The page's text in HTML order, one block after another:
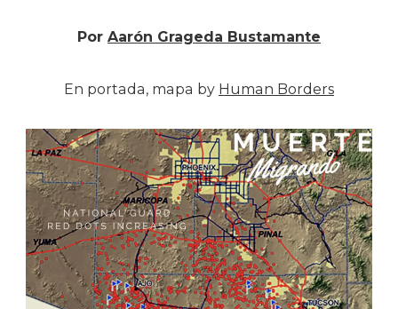
Por Aarón Grageda Bustamante
En portada, mapa by Human Borders